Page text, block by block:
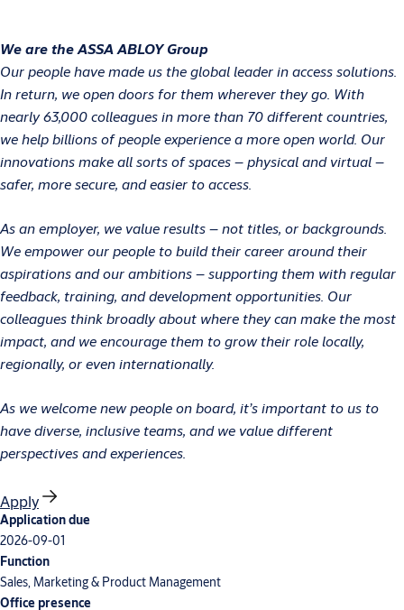
We are the ASSA ABLOY Group
Our people have made us the global leader in access solutions.
In return, we open doors for them wherever they go. With
nearly 63,000 colleagues in more than 70 different countries,
we help billions of people experience a more open world. Our
innovations make all sorts of spaces – physical and virtual –
safer, more secure, and easier to access.
As an employer, we value results – not titles, or backgrounds.
We empower our people to build their career around their
aspirations and our ambitions – supporting them with regular
feedback, training, and development opportunities. Our
colleagues think broadly about where they can make the most
impact, and we encourage them to grow their role locally,
regionally, or even internationally.
As we welcome new people on board, it’s important to us to
have diverse, inclusive teams, and we value different
perspectives and experiences.
Apply
Application due
2026-09-01
Function
Sales, Marketing & Product Management
Office presence